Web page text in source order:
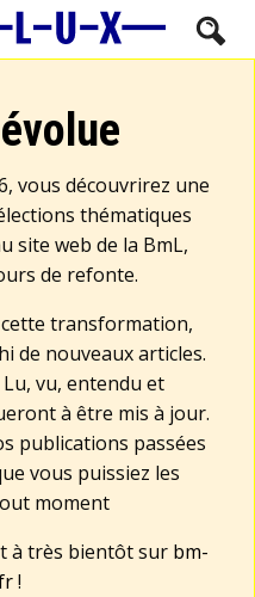
vous découvrirez une
thématiques
site web de la BmL,
de refonte.
cette transformation,
de nouveaux articles.
vu, entendu et
à être mis à jour.
publications passées
vous puissiez les
moment
à très bientôt sur bm-
!